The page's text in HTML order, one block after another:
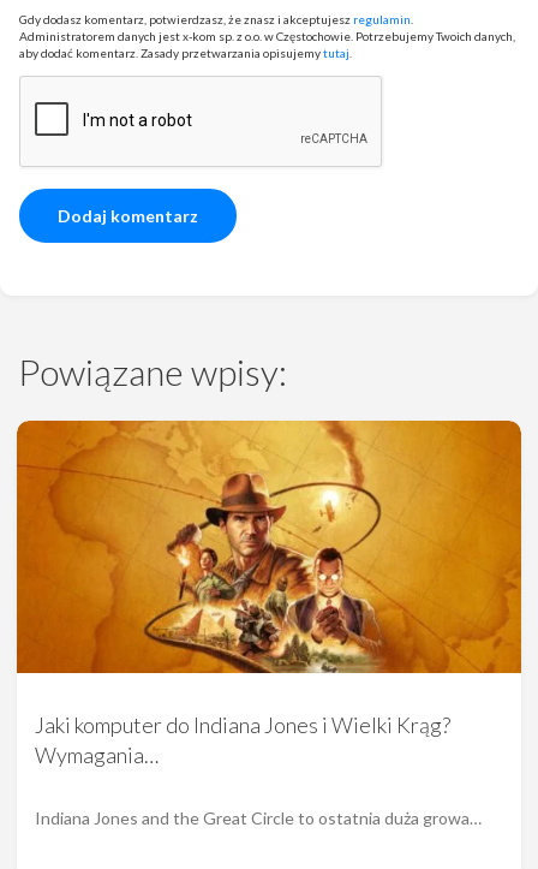
Gdy dodasz komentarz, potwierdzasz, że znasz i akceptujesz regulamin.
Administratorem danych jest x-kom sp. z o.o. w Częstochowie. Potrzebujemy Twoich danych,
aby dodać komentarz. Zasady przetwarzania opisujemytutaj.
Powiązane wpisy:
Jaki komputer do Indiana Jones i Wielki Krąg?
Wymagania…
Indiana Jones and the Great Circle to ostatnia duża growa…